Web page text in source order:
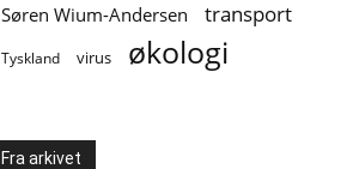
Søren Wium-Andersen transport
Tyskland virus økologi
Fra arkivet